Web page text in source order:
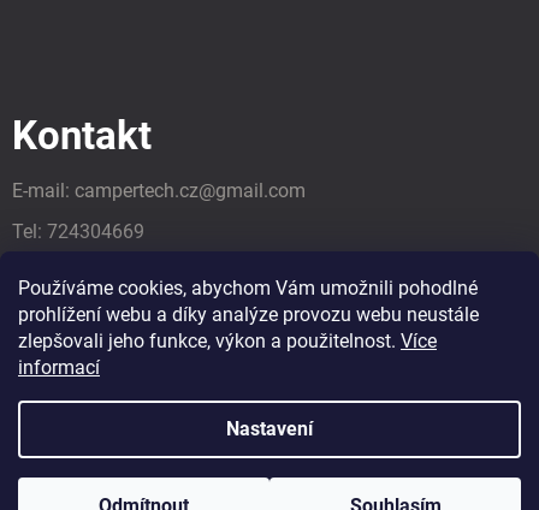
Používáme cookies, abychom Vám umožnili pohodlné
prohlížení webu a díky analýze provozu webu neustále
zlepšovali jeho funkce, výkon a použitelnost. Více
informací
Nastavení
Kontakt
E-mail: campertech.cz@gmail.com
Tel: 724304669